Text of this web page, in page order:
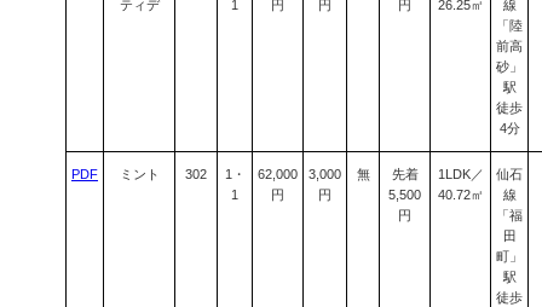
ティデ
1
円
円
円
26.25㎡
線
「陸
前高
砂」
駅
徒歩
4分
PDF ミント 302
1・
1
62,000
円
3,000
円
無
先着
5,500
円
1LDK／
40.72㎡
仙石
線
「福
田
町」
駅
徒歩